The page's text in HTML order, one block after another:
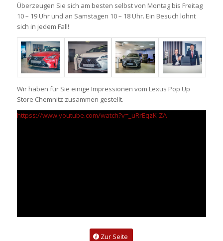
Überzeugen Sie sich am besten selbst von Montag bis Freitag
10 – 19 Uhr und an Samstagen 10 – 18 Uhr. Ein Besuch lohnt
sich in jedem Fall!
Wir haben für Sie einige Impressionen vom Lexus Pop Up
Store Chemnitz zusammen gestellt.
httpss://www.youtube.com/watch?v=_uRrEqzK-ZA
Zur Seite